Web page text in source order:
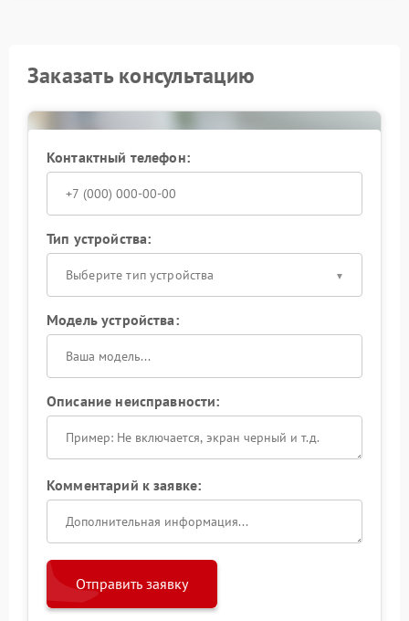
Заказать консультацию
Контактный телефон:
Тип устройства:
Выберите тип устройства
Модель устройства:
Описание неисправности:
Комментарий к заявке:
Отправить заявку